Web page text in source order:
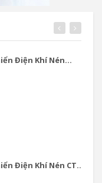
Điện Khí Nén...
Điện Khí Nén CT...